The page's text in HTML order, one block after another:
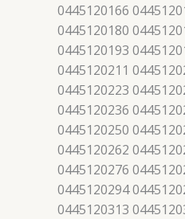
0445120166
0445120180
0445120193
0445120211
0445120223
0445120236
0445120250
0445120262
0445120276
0445120294
0445120313